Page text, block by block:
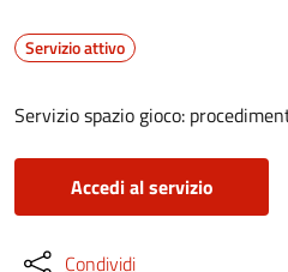
Servizio attivo
Servizio spazio gioco:
Accedi al servizio
Condividi